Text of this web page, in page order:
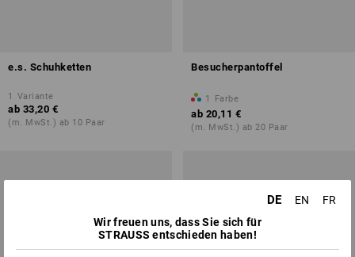
e.s. Schuhketten
1 Variante
ab 33,20 €
(m. MwSt.) ab 10 Paar
Besucherpantoffel
1 Farbe
ab 20,11 €
(m. MwSt.) ab 20 Paar
DE EN
FR
Wir freuen uns, dass Sie sich für
STRAUSS entschieden haben!